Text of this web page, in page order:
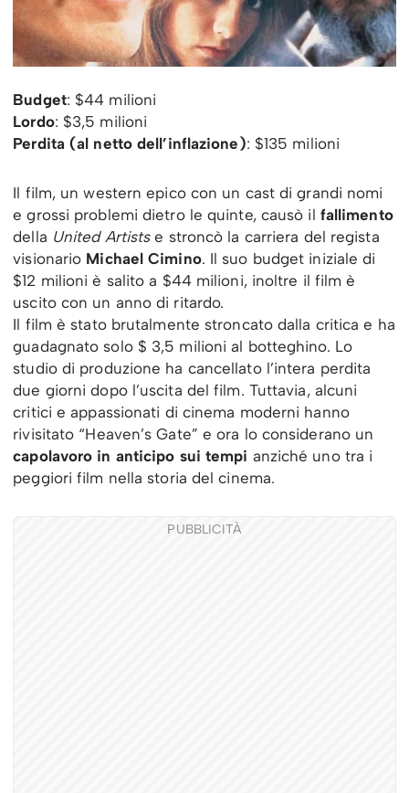
Budget: $44 milioni
Lordo: $3,5 milioni
Perdita (al netto dell’inflazione): $135 milioni
Il film, un western epico con un cast di grandi nomi
e grossi problemi dietro le quinte, causò il fallimento
della United Artistse stroncò la carriera del regista
visionario Michael Cimino. Il suo budget iniziale di
$12 milioni è salito a $44 milioni, inoltre il film è
uscito con un anno di ritardo.
Il film è stato brutalmente stroncato dalla critica e ha
guadagnato solo $ 3,5 milioni al botteghino. Lo
studio di produzione ha cancellato l’intera perdita
due giorni dopo l’uscita del film. Tuttavia, alcuni
critici e appassionati di cinema moderni hanno
rivisitato “Heaven’s Gate” e ora lo considerano un
capolavoro in anticipo sui tempi anziché uno tra i
peggiori film nella storia del cinema.
PUBBLICITÀ